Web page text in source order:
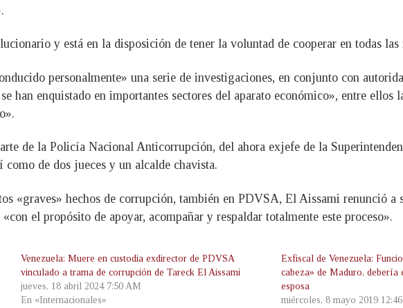
y está en la disposición de tener la voluntad de cooperar en todas las
personalmente» una serie de investigaciones, en conjunto con
han enquistado en importantes sectores del aparato económico», entre ellos
de la Policía Nacional Anticorrupción, del ahora exjefe de la
de dos jueces y un alcalde chavista.
«graves» hechos de corrupción, también en PDVSA, El Aissami renunció
el propósito de apoyar, acompañar y respaldar totalmente este proceso».
Venezuela: Muere en custodia exdirector de PDVSA
vinculado a trama de corrupción de Tareck El Aissami
jueves, 18 abril 2024 7:50 AM
En «Internacionales»
Exfiscal de Venezuela:
cabeza» de Maduro, debería
esposa
miércoles, 8 mayo 2019